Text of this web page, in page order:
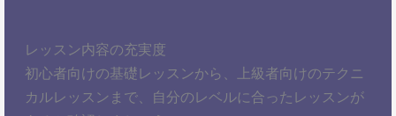
レッスン内容の充実度
初心者向けの基礎レッスンから、上級者向けのテクニ
カルレッスンまで、自分のレベルに合ったレッスンが